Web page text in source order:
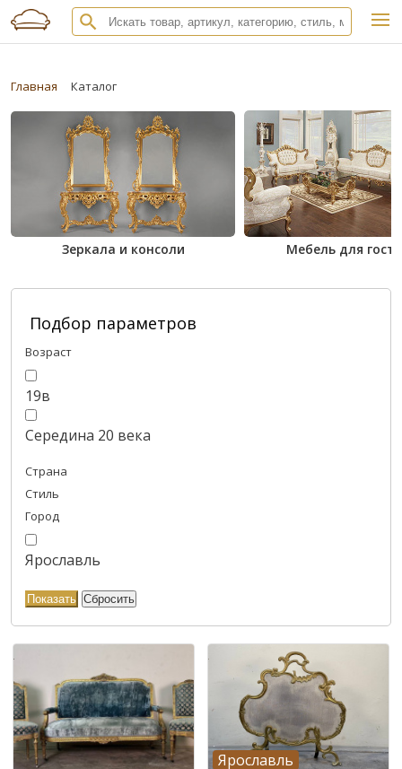
Главная Каталог
Зеркала и консоли Мебель для
Подбор параметров
Возраст
19в
Середина 20 века
Страна
Стиль
Город
Ярославль
Ярославль